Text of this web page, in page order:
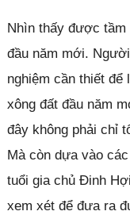
Nhìn thấy được tầm
đầu năm mới.
nghiệm cần thiết
xông đất đầu năm
đây không phải chỉ
Mà còn dựa vào
tuổi gia chủ Đinh
xem xét để đưa ra